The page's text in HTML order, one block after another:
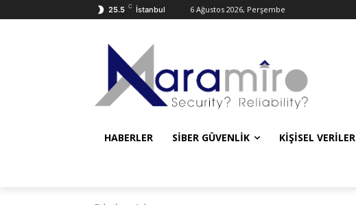
25.5 C İstanbul 6 Ağustos 2026, Perşembe
HABERLER SIBER GÜVENLIK KIŞISEL VERILER